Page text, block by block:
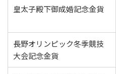
皇太子殿下御成婚記念金貨
長野オリンピック冬季競技
大会記念金貨